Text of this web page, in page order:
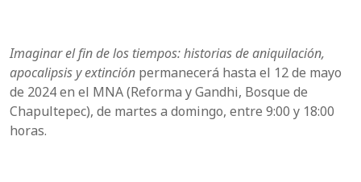
Imaginar el fin de los tiempos: historias de aniquilación,
apocalipsis y extinción permanecerá hasta el 12 de mayo
de 2024 en el MNA (Reforma y Gandhi, Bosque de
Chapultepec), de martes a domingo, entre 9:00 y 18:00
horas.